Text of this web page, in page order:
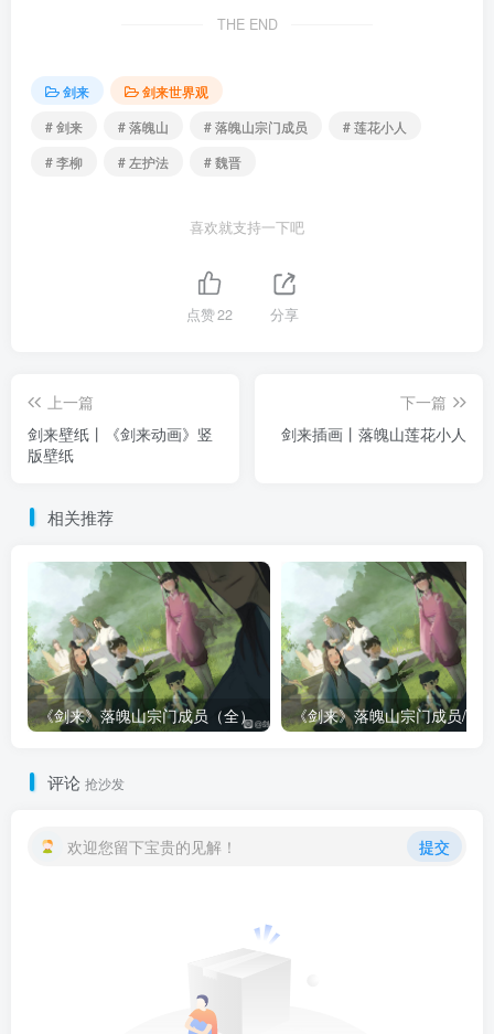
THE END
剑来
剑来世界观
# 剑来
# 落魄山 # 落魄山宗门成员
# 莲花小人
# 李柳
# 左护法 # 魏晋
喜欢就支持一下吧
点赞22 分享
上一篇
剑来壁纸丨《剑来动画》竖
版壁纸
下一篇
剑来插画丨落魄山莲花小人
相关推荐
《剑来》落魄山宗门成员（全）
评论 抢沙发
欢迎您留下宝贵的见解！ 提交